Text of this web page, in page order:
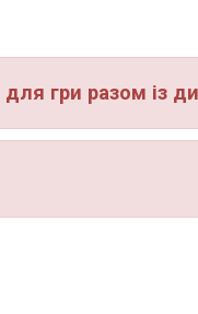
для гри разом